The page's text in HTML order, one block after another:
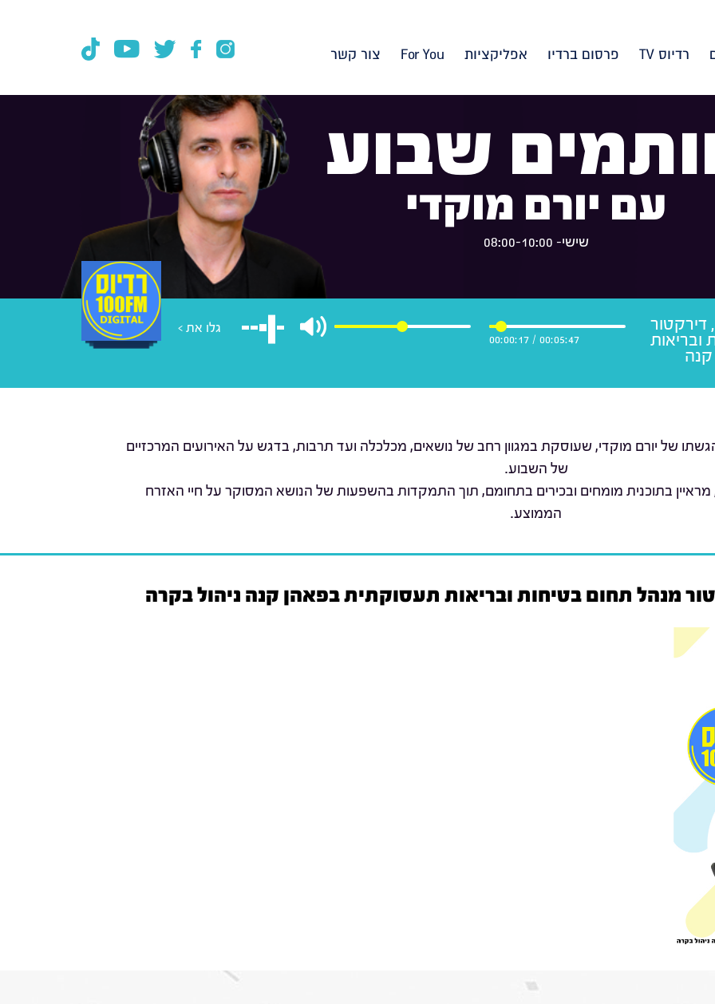
רדיוס TV פרסום ברדיו אפליקציות For You צור קשר
שבוע
עם יורם מוקדי
שישי- 08:00-10:00
גלו את >
00:05:47
/
00:00:18
דירקטור
ובריאות
של יורם מוקדי, שעוסקת במגוון רחב של נושאים, מכלכלה ועד תרבות, בדגש על האירועים המרכזיים
של השבוע.
בתוכנית מומחים ובכירים בתחומם, תוך התמקדות בהשפעות של הנושא המסוקר על חיי האזרח
הממוצע.
מנהל תחום בטיחות ובריאות תעסוקתית בפאהן קנה ניהול בקרה